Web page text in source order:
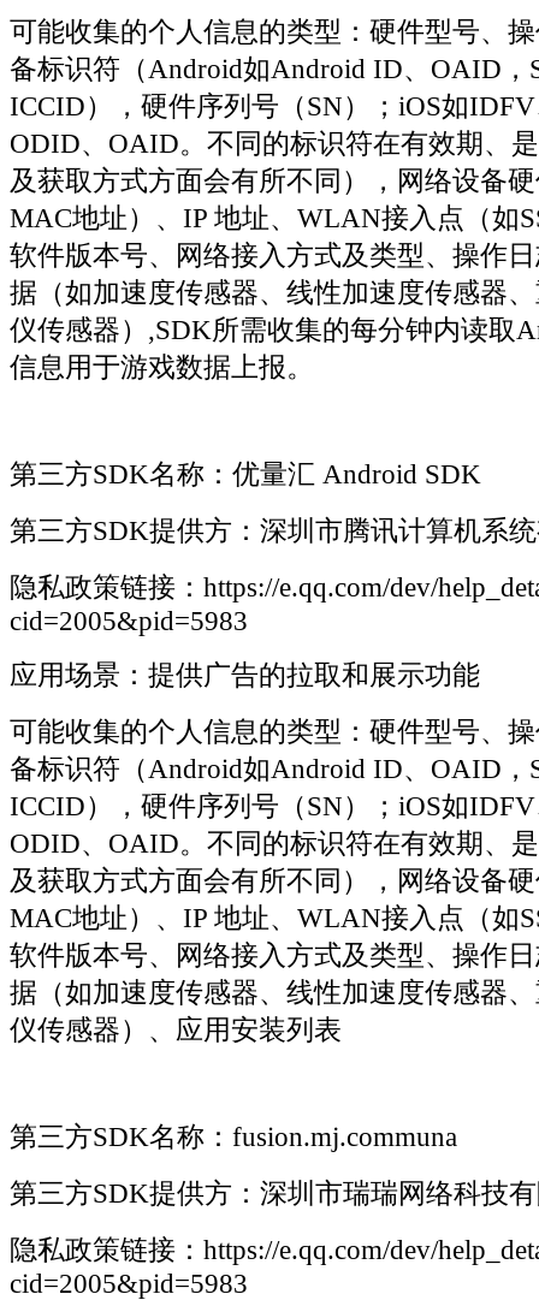
可能收集的个人信息的类型：硬件型号、
备标识符（Android如Android ID、OAID，
ICCID），硬件序列号（SN）；iOS如
ODID、OAID。不同的标识符在有效期、
及获取方式方面会有所不同），网络设备
MAC地址）、IP 地址、WLAN接入点（如
软件版本号、网络接入方式及类型、操作
据（如加速度传感器、线性加速度传感器
仪传感器）,SDK所需收集的每分钟内读取
信息用于游戏数据上报。
第三方SDK名称：优量汇 Android SDK
第三方SDK提供方：深圳市腾讯计算机系
隐私政策链接：https://e.qq.com/dev/
cid=2005&pid=5983
应用场景：提供广告的拉取和展示功能
可能收集的个人信息的类型：硬件型号、
备标识符（Android如Android ID、OAID，
ICCID），硬件序列号（SN）；iOS如
ODID、OAID。不同的标识符在有效期、
及获取方式方面会有所不同），网络设备
MAC地址）、IP 地址、WLAN接入点（如
软件版本号、网络接入方式及类型、操作
据（如加速度传感器、线性加速度传感器
仪传感器）、应用安装列表
第三方SDK名称：fusion.mj.communa
第三方SDK提供方：深圳市瑞瑞网络科技
隐私政策链接：https://e.qq.com/dev/
cid=2005&pid=5983